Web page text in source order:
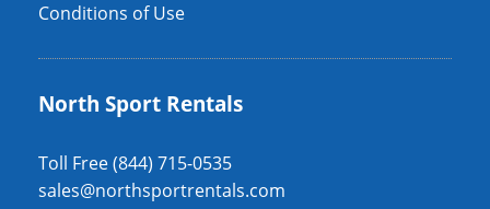
Conditions of Use
North Sport Rentals
Toll Free (844) 715-0535
sales@northsportrentals.com